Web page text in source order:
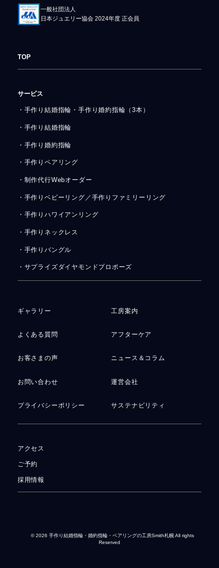
一般社団法人
日本ジュエリー協会 2024年度 正会員
TOP
サービス
・手作り結婚指輪・手作り婚約指輪（3本）
・手作り結婚指輪
・手作り婚約指輪
・手作りペアリング
・制作代行Webオーダー
・手作りベビーリング／手作りファミリーリング
・手作りハワイアンリング
・手作りネックレス
・手作りバングル
・サプライズダイヤモンドプロポーズ
ギャラリー 工房案内
よくある質問 アフターケア
お客さまの声 ニュース＆コラム
お問い合わせ 運営会社
プライバシーポリシー サステナビリティ
アクセス
ご予約
採用情報
© 2026 手作り結婚指輪・婚約指輪・ペアリングの工房Smith札幌All rights
Reserved